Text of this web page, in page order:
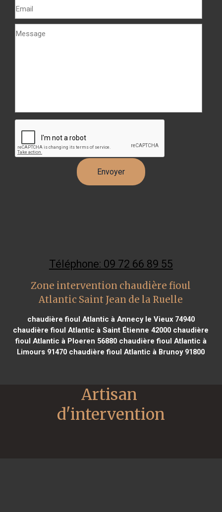
Téléphone: 09 72 66 89 55
Zone intervention chaudière fioul
Atlantic Saint Jean de la Ruelle
chaudière fioul Atlantic à Annecy le Vieux 74940
chaudière fioul Atlantic à Saint Étienne 42000 chaudière
fioul Atlantic à Ploeren 56880chaudière fioul Atlantic à
Limours 91470 chaudière fioul Atlantic à Brunoy 91800
Artisan
d'intervention